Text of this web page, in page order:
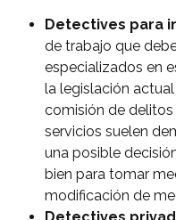
Detectives para
de trabajo que
especializados en
la legislación
comisión de
servicios suelen
una posible
bien para tomar
modificación de
Detectives